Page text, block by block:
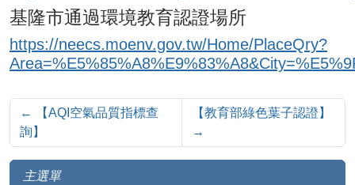
基隆市通過環境教育認證場所
https://neecs.moenv.gov.tw/Home/PlaceQry?
←
【AQI空氣品質指標查
詢】
【教育部綠色葉子認證】
→
主選單